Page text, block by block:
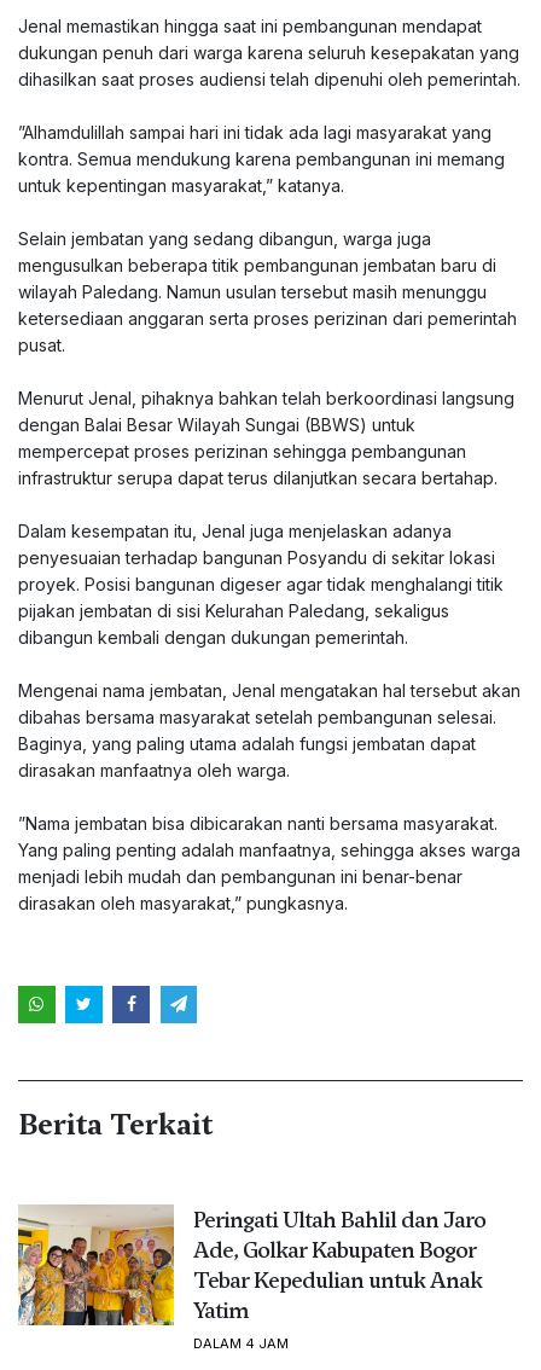
‎Jenal memastikan hingga saat ini pembangunan mendapat
dukungan penuh dari warga karena seluruh kesepakatan yang
dihasilkan saat proses audiensi telah dipenuhi oleh pemerintah.
‎”Alhamdulillah sampai hari ini tidak ada lagi masyarakat yang
kontra. Semua mendukung karena pembangunan ini memang
untuk kepentingan masyarakat,” katanya.
‎Selain jembatan yang sedang dibangun, warga juga
mengusulkan beberapa titik pembangunan jembatan baru di
wilayah Paledang. Namun usulan tersebut masih menunggu
ketersediaan anggaran serta proses perizinan dari pemerintah
pusat.
‎Menurut Jenal, pihaknya bahkan telah berkoordinasi langsung
dengan Balai Besar Wilayah Sungai (BBWS) untuk
mempercepat proses perizinan sehingga pembangunan
infrastruktur serupa dapat terus dilanjutkan secara bertahap.
‎Dalam kesempatan itu, Jenal juga menjelaskan adanya
penyesuaian terhadap bangunan Posyandu di sekitar lokasi
proyek. Posisi bangunan digeser agar tidak menghalangi titik
pijakan jembatan di sisi Kelurahan Paledang, sekaligus
dibangun kembali dengan dukungan pemerintah.
‎Mengenai nama jembatan, Jenal mengatakan hal tersebut akan
dibahas bersama masyarakat setelah pembangunan selesai.
Baginya, yang paling utama adalah fungsi jembatan dapat
dirasakan manfaatnya oleh warga.
‎”Nama jembatan bisa dibicarakan nanti bersama masyarakat.
Yang paling penting adalah manfaatnya, sehingga akses warga
menjadi lebih mudah dan pembangunan ini benar-benar
dirasakan oleh masyarakat,” pungkasnya.
Berita Terkait
Peringati Ultah Bahlil dan Jaro
Ade, Golkar Kabupaten Bogor
Tebar Kepedulian untuk Anak
Yatim
DALAM 4 JAM